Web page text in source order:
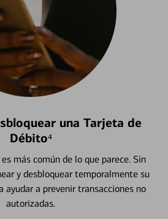
una Tarjeta de
Débito⁴
más común de lo que parece. Sin
y desbloquear temporalmente su
a prevenir transacciones no
autorizadas.